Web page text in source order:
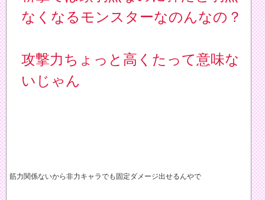
なくなるモンスターなのんなの？
攻撃力ちょっと高くたって意味な
いじゃん
筋力関係ないから非力キャラでも固定ダメージ出せるんやで